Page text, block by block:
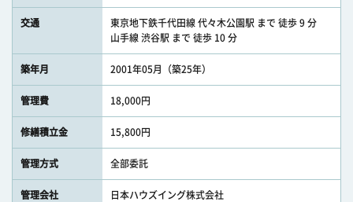
交通
東京地下鉄千代田線 代々木公園駅 まで 徒歩 9 分
山手線 渋谷駅 まで 徒歩 10 分
築年月 2001年05月（築25年）
管理費 18,000円
修繕積立金 15,800円
管理方式 全部委託
管理会社 日本ハウズイング株式会社